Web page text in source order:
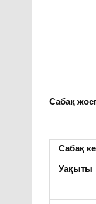
Сабақ
Сабақ
Уақыты